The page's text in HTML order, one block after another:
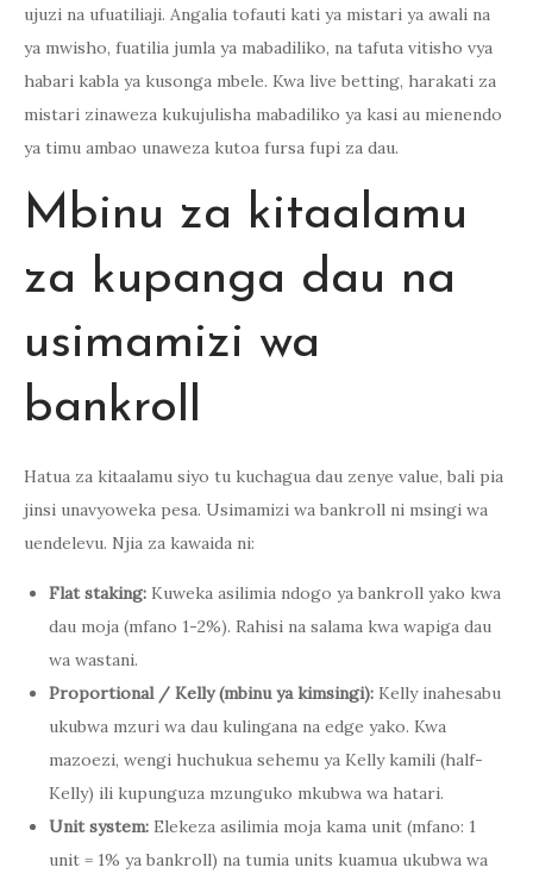
ujuzi na ufuatiliaji. Angalia tofauti kati ya mistari ya awali na
ya mwisho, fuatilia jumla ya mabadiliko, na tafuta vitisho vya
habari kabla ya kusonga mbele. Kwa live betting, harakati za
mistari zinaweza kukujulisha mabadiliko ya kasi au mienendo
ya timu ambao unaweza kutoa fursa fupi za dau.
Mbinu za kitaalamu
za kupanga dau na
usimamizi wa
bankroll
Hatua za kitaalamu siyo tu kuchagua dau zenye value, bali pia
jinsi unavyoweka pesa. Usimamizi wa bankroll ni msingi wa
uendelevu. Njia za kawaida ni:
Flat staking: Kuweka asilimia ndogo ya bankroll yako kwa
dau moja (mfano 1-2%). Rahisi na salama kwa wapiga dau
wa wastani.
Proportional / Kelly (mbinu ya kimsingi): Kelly inahesabu
ukubwa mzuri wa dau kulingana na edge yako. Kwa
mazoezi, wengi huchukua sehemu ya Kelly kamili (half-
Kelly) ili kupunguza mzunguko mkubwa wa hatari.
Unit system: Elekeza asilimia moja kama unit (mfano: 1
unit = 1% ya bankroll) na tumia units kuamua ukubwa wa